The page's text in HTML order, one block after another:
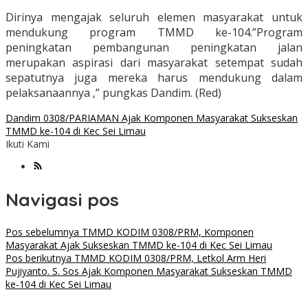
Dirinya mengajak seluruh elemen masyarakat untuk
mendukung program TMMD ke-104.”Program
peningkatan pembangunan peningkatan jalan
merupakan aspirasi dari masyarakat setempat sudah
sepatutnya juga mereka harus mendukung dalam
pelaksanaannya ,” pungkas Dandim. (Red)
Dandim 0308/PARIAMAN Ajak Komponen Masyarakat Sukseskan
TMMD ke-104 di Kec Sei Limau
Ikuti Kami
Navigasi pos
Pos sebelumnya TMMD KODIM 0308/PRM, Komponen
Masyarakat Ajak Sukseskan TMMD ke-104 di Kec Sei Limau
Pos berikutnya TMMD KODIM 0308/PRM, Letkol Arm Heri
Pujiyanto. S. Sos Ajak Komponen Masyarakat Sukseskan TMMD
ke-104 di Kec Sei Limau